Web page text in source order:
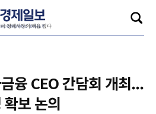
융 CEO 간담회 개최...
확보 논의